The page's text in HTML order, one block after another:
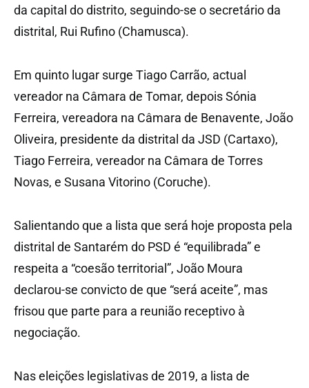
da capital do distrito, seguindo-se o secretário da
distrital, Rui Rufino (Chamusca).
Em quinto lugar surge Tiago Carrão, actual
vereador na Câmara de Tomar, depois Sónia
Ferreira, vereadora na Câmara de Benavente, João
Oliveira, presidente da distrital da JSD (Cartaxo),
Tiago Ferreira, vereador na Câmara de Torres
Novas, e Susana Vitorino (Coruche).
Salientando que a lista que será hoje proposta pela
distrital de Santarém do PSD é “equilibrada” e
respeita a “coesão territorial”, João Moura
declarou-se convicto de que “será aceite”, mas
frisou que parte para a reunião receptivo à
negociação.
Nas eleições legislativas de 2019, a lista de